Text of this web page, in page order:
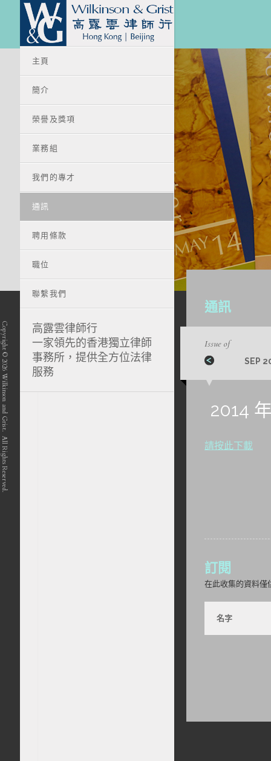
通訊
Issue of
SEP
2014
請按此下載
訂閱
在此收集的資料僅
主頁
簡介
榮譽及獎項
業務組
我們的專才
通訊
聘用條款
職位
聯繫我們
Copyright © 2026 Wilkinson and Grist. All Rights Reserved.
高露雲律師行
一家領先的香港獨立律師
事務所，提供全方位法律
服務